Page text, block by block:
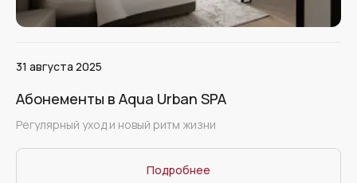
31 августа 2025
Абонементы в Aqua Urban SPA
Регулярный уход и новый ритм жизни
Подробнее